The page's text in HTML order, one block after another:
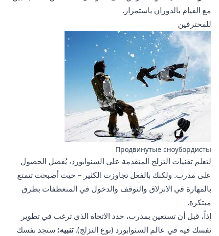
مع القيام بالدوران باستمرار.
للمحترفين
Продвинутые сноубордисты
لتعلم تقنيات التزلج المتقدمة على السنوابورد، يُفضل الحصول
على مدرب. ولكنك بالفعل تجاوزت الكثير – حيث أصبحت تتمتع
بالمهارة في الانزلاق والتوقف والدخول في المنعطفات بطرق
مبتكرة.
إذاً، قبل أن تستعين بمدرب، حدد الاتجاه الذي ترغب في تطوير
نفسك فيه في عالم السنوابورد (نوع التزلج).تنبيه: ستجد نفسك